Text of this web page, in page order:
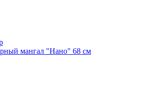
мангал "Нано" 68 см